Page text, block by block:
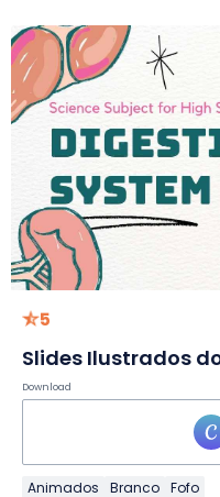
5
Download
Animados Branco Fofo